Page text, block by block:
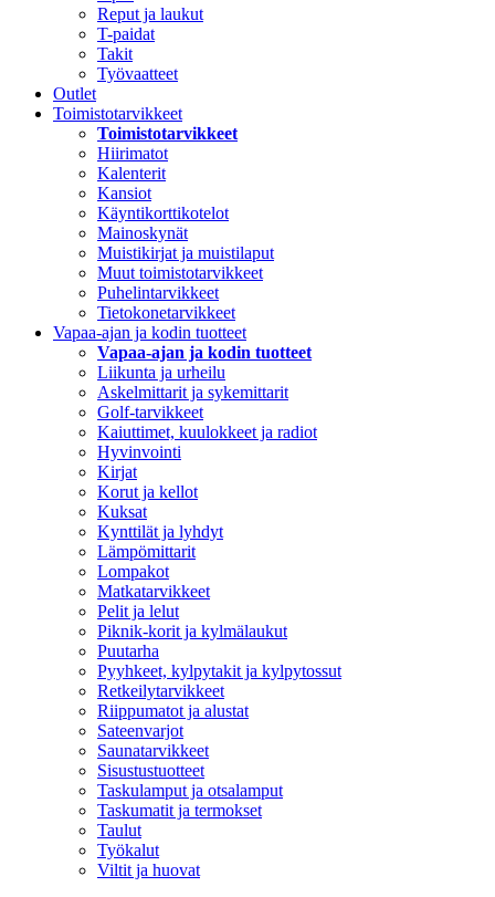
Reput ja laukut
T-paidat
Takit
Työvaatteet
Outlet
Toimistotarvikkeet
Toimistotarvikkeet
Hiirimatot
Kalenterit
Kansiot
Käyntikorttikotelot
Mainoskynät
Muistikirjat ja muistilaput
Muut toimistotarvikkeet
Puhelintarvikkeet
Tietokonetarvikkeet
Vapaa-ajan ja kodin tuotteet
Vapaa-ajan ja kodin tuotteet
Liikunta ja urheilu
Askelmittarit ja sykemittarit
Golf-tarvikkeet
Kaiuttimet, kuulokkeet ja radiot
Hyvinvointi
Kirjat
Korut ja kellot
Kuksat
Kynttilät ja lyhdyt
Lämpömittarit
Lompakot
Matkatarvikkeet
Pelit ja lelut
Piknik-korit ja kylmälaukut
Puutarha
Pyyhkeet, kylpytakit ja kylpytossut
Retkeilytarvikkeet
Riippumatot ja alustat
Sateenvarjot
Saunatarvikkeet
Sisustustuotteet
Taskulamput ja otsalamput
Taskumatit ja termokset
Taulut
Työkalut
Viltit ja huovat